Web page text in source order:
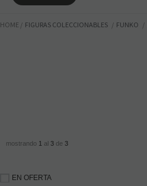
HOME FIGURAS COLECCIONABLES FUNKO
mostrando 1 al 3 de 3
EN OFERTA